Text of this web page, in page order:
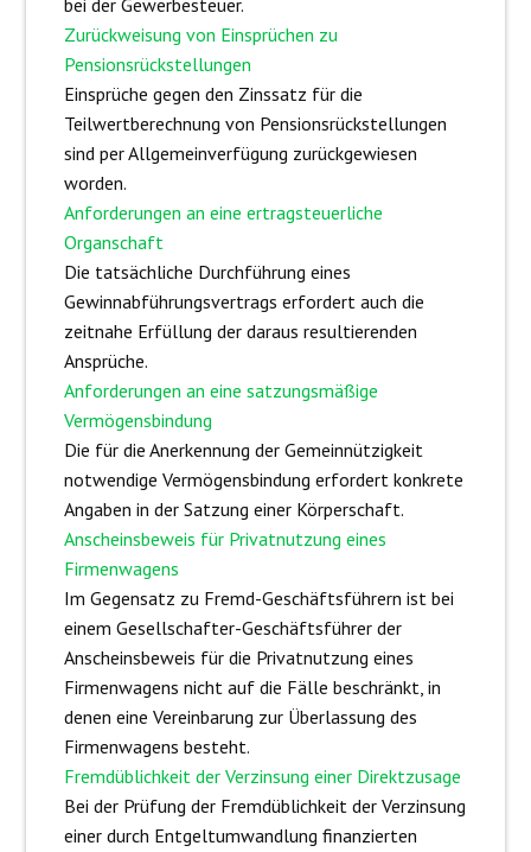
bei der Gewerbesteuer.
Zurückweisung von Einsprüchen zu
Pensionsrückstellungen
Einsprüche gegen den Zinssatz für die
Teilwertberechnung von Pensionsrückstellungen
sind per Allgemeinverfügung zurückgewiesen
worden.
Anforderungen an eine ertragsteuerliche
Organschaft
Die tatsächliche Durchführung eines
Gewinnabführungsvertrags erfordert auch die
zeitnahe Erfüllung der daraus resultierenden
Ansprüche.
Anforderungen an eine satzungsmäßige
Vermögensbindung
Die für die Anerkennung der Gemeinnützigkeit
notwendige Vermögensbindung erfordert konkrete
Angaben in der Satzung einer Körperschaft.
Anscheinsbeweis für Privatnutzung eines
Firmenwagens
Im Gegensatz zu Fremd-Geschäftsführern ist bei
einem Gesellschafter-Geschäftsführer der
Anscheinsbeweis für die Privatnutzung eines
Firmenwagens nicht auf die Fälle beschränkt, in
denen eine Vereinbarung zur Überlassung des
Firmenwagens besteht.
Fremdüblichkeit der Verzinsung einer Direktzusage
Bei der Prüfung der Fremdüblichkeit der Verzinsung
einer durch Entgeltumwandlung finanzierten